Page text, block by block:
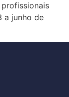
a junho de